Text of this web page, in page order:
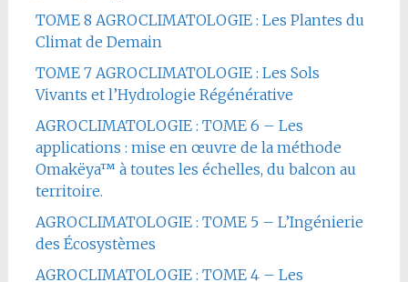
TOME 8 AGROCLIMATOLOGIE : Les Plantes du
Climat de Demain
TOME 7 AGROCLIMATOLOGIE : Les Sols
Vivants et l’Hydrologie Régénérative
AGROCLIMATOLOGIE : TOME 6 – Les
applications : mise en œuvre de la méthode
Omakëya™ à toutes les échelles, du balcon au
territoire.
AGROCLIMATOLOGIE : TOME 5 – L’Ingénierie
des Écosystèmes
AGROCLIMATOLOGIE : TOME 4 – Les